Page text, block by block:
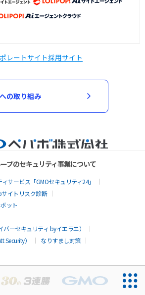
レートサイト採用サイト
の取り組み
プのセキュリティ事業について
サービス「GMOセキュリティ24」
サイトリスク診断
ット
ーセキュリティ byイエラエ）
Security）
なりすまし対策